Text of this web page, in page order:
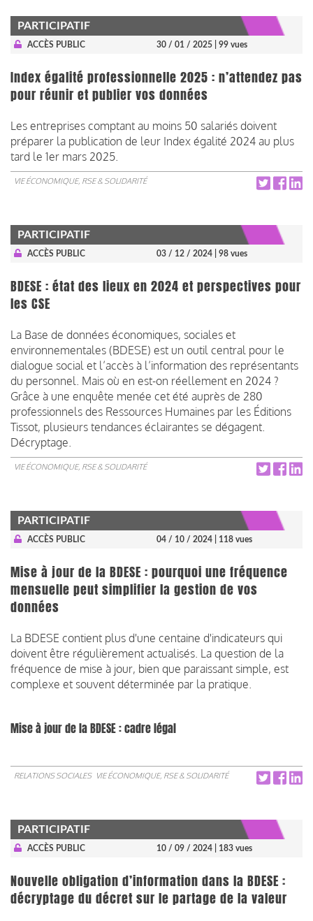
PARTICIPATIF
ACCÈS PUBLIC 30 / 01 / 2025 | 99 vues
Index égalité professionnelle 2025 : n’attendez pas
pour réunir et publier vos données
Les entreprises comptant au moins 50 salariés doivent
préparer la publication de leur Index égalité 2024 au plus
tard le 1er mars 2025.
VIE ÉCONOMIQUE, RSE & SOLIDARITÉ
PARTICIPATIF
ACCÈS PUBLIC 03 / 12 / 2024 | 98 vues
BDESE : état des lieux en 2024 et perspectives pour
les CSE
La Base de données économiques, sociales et
environnementales (BDESE) est un outil central pour le
dialogue social et l’accès à l’information des représentants
du personnel. Mais où en est-on réellement en 2024 ?
Grâce à une enquête menée cet été auprès de 280
professionnels des Ressources Humaines par les Éditions
Tissot, plusieurs tendances éclairantes se dégagent.
Décryptage.
VIE ÉCONOMIQUE, RSE & SOLIDARITÉ
PARTICIPATIF
ACCÈS PUBLIC 04 / 10 / 2024 | 118 vues
Mise à jour de la BDESE : pourquoi une fréquence
mensuelle peut simplifier la gestion de vos
données
La BDESE contient plus d'une centaine d'indicateurs qui
doivent être régulièrement actualisés. La question de la
fréquence de mise à jour, bien que paraissant simple, est
complexe et souvent déterminée par la pratique.
Mise à jour de la BDESE : cadre légal
RELATIONS SOCIALES VIE ÉCONOMIQUE, RSE & SOLIDARITÉ
PARTICIPATIF
ACCÈS PUBLIC 10 / 09 / 2024 | 183 vues
Nouvelle obligation d’information dans la BDESE :
décryptage du décret sur le partage de la valeur